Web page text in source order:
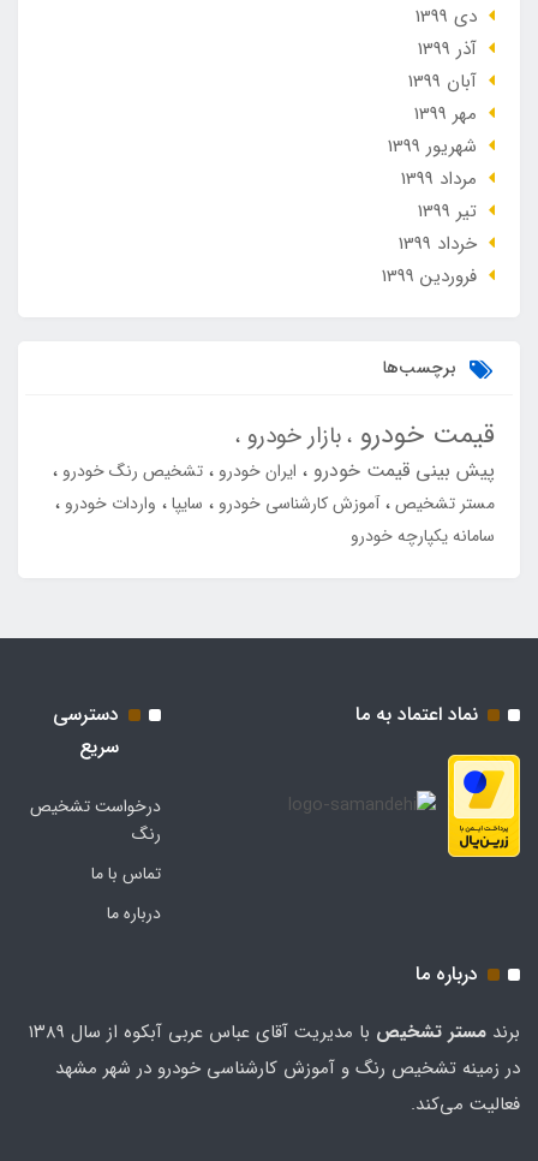
دی 1399
آذر 1399
آبان 1399
مهر 1399
شهریور 1399
مرداد 1399
تير 1399
خرداد 1399
فروردین 1399
برچسب‌ها
قیمت خودرو بازار خودرو
پیش بینی قیمت خودرو ایران خودرو
تشخیص رنگ خودرو
مستر تشخیص آموزش کارشناسی خودرو سایپا
واردات خودرو
سامانه یکپارچه خودرو
نماد اعتماد به ما
دسترسی
سریع
درخواست تشخیص
رنگ
تماس با ما
درباره ما
درباره ما
برند مستر تشخيص
با مدیریت آقای عباس عربی آبکوه از سال ۱۳۸۹
در زمینه تشخیص رنگ و آموزش کارشناسی خودرو در شهر مشهد
فعالیت می‌کند.